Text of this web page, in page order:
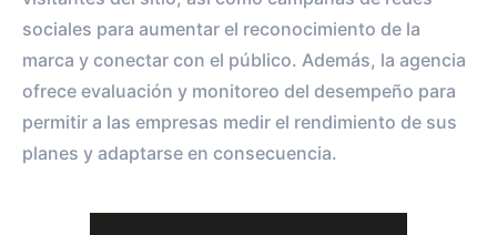
sociales para aumentar el reconocimiento de la
marca y conectar con el público. Además, la agencia
ofrece evaluación y monitoreo del desempeño para
permitir a las empresas medir el rendimiento de sus
planes y adaptarse en consecuencia.